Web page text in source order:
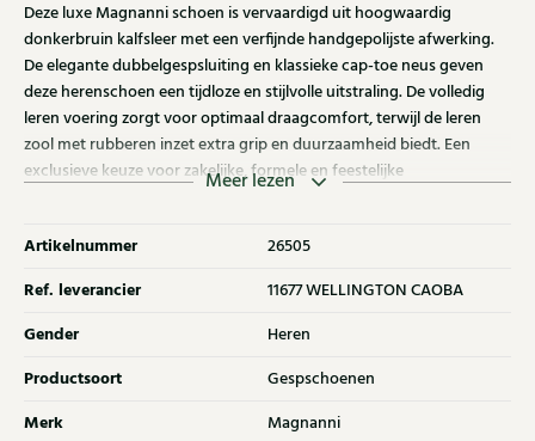
Deze luxe Magnanni schoen is vervaardigd uit hoogwaardig
donkerbruin kalfsleer met een verfijnde handgepolijste afwerking.
De elegante dubbelgespsluiting en klassieke cap-toe neus geven
deze herenschoen een tijdloze en stijlvolle uitstraling. De volledig
leren voering zorgt voor optimaal draagcomfort, terwijl de leren
zool met rubberen inzet extra grip en duurzaamheid biedt. Een
exclusieve keuze voor zakelijke, formele en feestelijke
Meer lezen
Artikelnummer 26505
Ref. leverancier 11677 WELLINGTON CAOBA
Gender Heren
Productsoort Gespschoenen
Merk Magnanni